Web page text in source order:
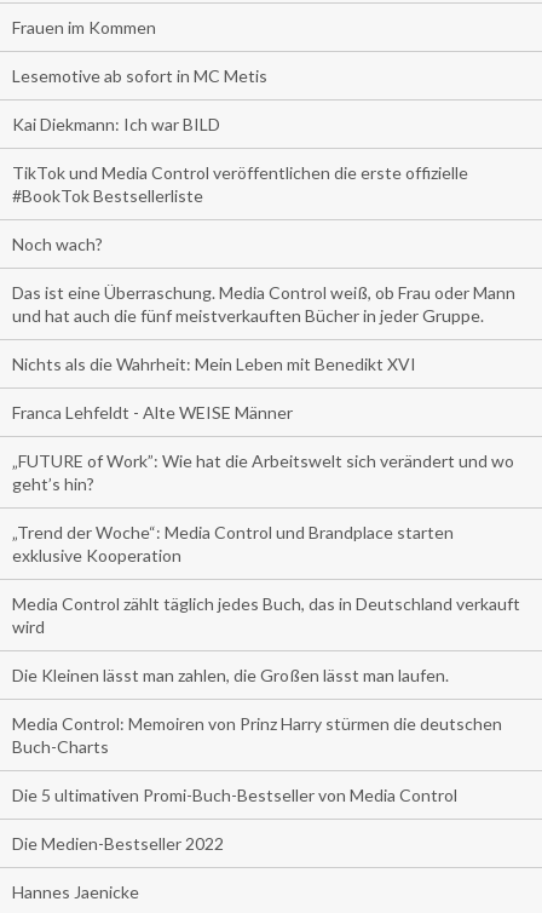
Frauen im Kommen
Lesemotive ab sofort in MC Metis
Kai Diekmann: Ich war BILD
TikTok und Media Control veröffentlichen die erste offizielle
#BookTok Bestsellerliste
Noch wach?
Das ist eine Überraschung. Media Control weiß, ob Frau oder Mann
und hat auch die fünf meistverkauften Bücher in jeder Gruppe.
Nichts als die Wahrheit: Mein Leben mit Benedikt XVI
Franca Lehfeldt - Alte WEISE Männer
„FUTURE of Work”: Wie hat die Arbeitswelt sich verändert und wo
geht’s hin?
„Trend der Woche“: Media Control und Brandplace starten
exklusive Kooperation
Media Control zählt täglich jedes Buch, das in Deutschland verkauft
wird
Die Kleinen lässt man zahlen, die Großen lässt man laufen.
Media Control: Memoiren von Prinz Harry stürmen die deutschen
Buch-Charts
Die 5 ultimativen Promi-Buch-Bestseller von Media Control
Die Medien-Bestseller 2022
Hannes Jaenicke